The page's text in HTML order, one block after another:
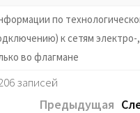
по
к сетям электро-,
во флагмане
записей
Предыдущая